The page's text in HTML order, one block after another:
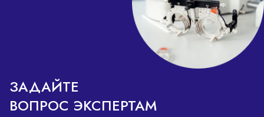
ЗАДАЙТЕ
ВОПРОС ЭКСПЕРТАМ